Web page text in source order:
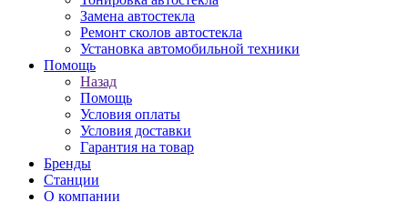
Замена автостекла
Ремонт сколов автостекла
Установка автомобильной техники
Помощь
Назад
Помощь
Условия оплаты
Условия доставки
Гарантия на товар
Бренды
Станции
О компании